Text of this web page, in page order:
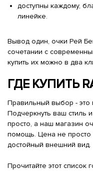
доступны каждому,
линейке.
Вывод один, очки Рей
сочетании с
купить их можно в два
ГДЕ КУПИТЬ
Правильный выбор - это
Подчеркнуть ваш стиль
просто, а наш магазин
помощь. Цена не просто
достойный внешний вид.
Прочитайте этот